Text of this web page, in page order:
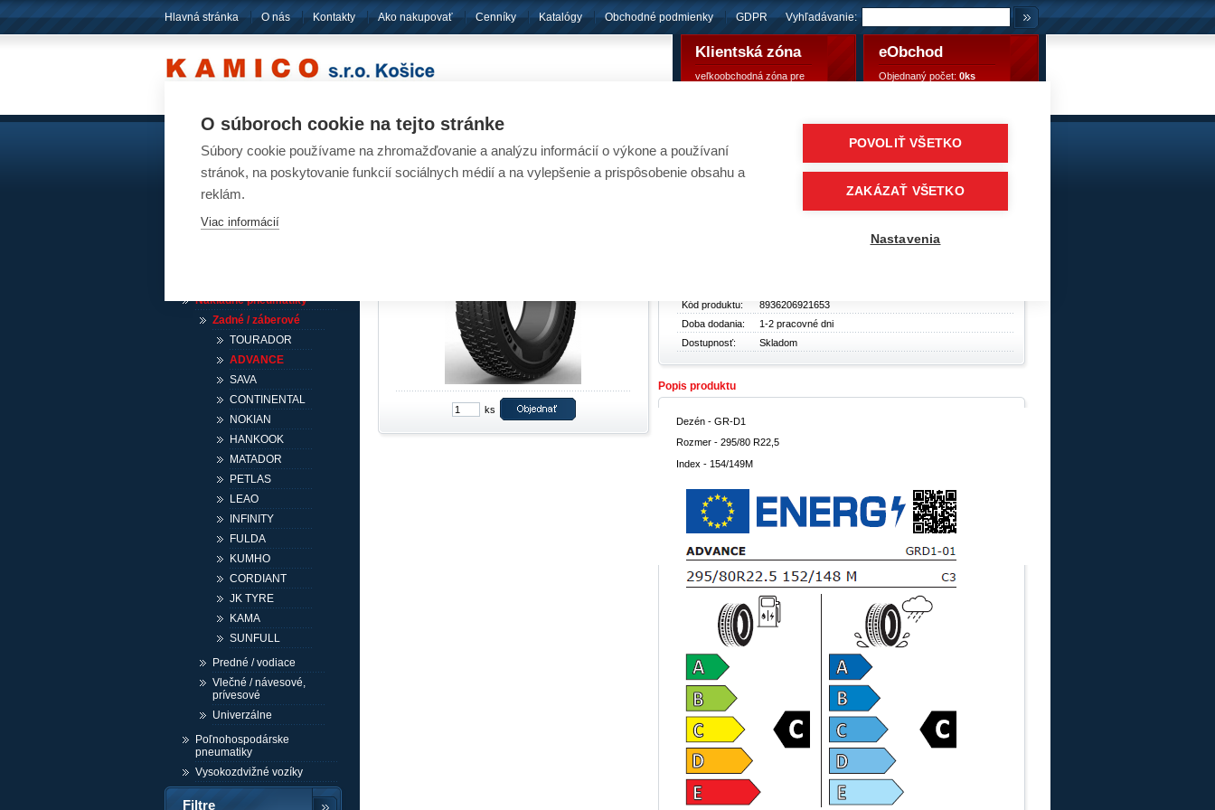
Hlavná stránka O nás Kontakty Ako nakupovať Cenníky Katalógy Obchodné podmienky GDPR Vyhľadávanie:
eObchod
Objednaný počet: 0ks
Klientská zóna
veľkoobchodná zóna pre
Akumulátory
Pneumatiky
Návesové pneumatiky /
Nákladné pneumatiky
Zadné / záberové
TOURADOR
ADVANCE
SAVA
CONTINENTAL
NOKIAN
HANKOOK
MATADOR
PETLAS
LEAO
INFINITY
FULDA
KUMHO
CORDIANT
JK TYRE
KAMA
SUNFULL
Predné / vodiace
Vlečné / návesové,
prívesové
Univerzálne
Poľnohospodárske
pneumatiky
Vysokozdvižné vozíky
Filtre
Pneumatiky - ADVANCE GR-D1 295/80R22,5 154/149M
Nákladné pneumatiky Zadné / záberové
ks
Kód produktu:
8936206921653
Doba dodania:
1-2 pracovné dni
Dostupnosť:
Skladom
Popis produktu
Dezén - GR-D1
Rozmer - 295/80 R22,5
Index - 154/149M
O súboroch cookie na tejto stránke
Súbory cookie používame na zhromažďovanie a analýzu informácií o výkone a používaní
stránok, na poskytovanie funkcií sociálnych médií a na vylepšenie a prispôsobenie obsahu a
reklám.
Viac informácií
POVOLIŤ VŠETKO
ZAKÁZAŤ VŠETKO
Nastavenia